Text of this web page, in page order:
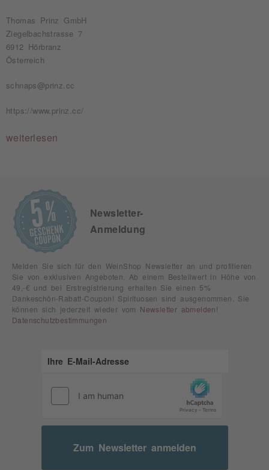
Thomas Prinz GmbH
Ziegelbachstrasse 7
6912 Hörbranz
Österreich
schnaps@prinz.cc
https://www.prinz.cc/
weiterlesen
Newsletter-
Anmeldung
Melden Sie sich für den WeinShop Newsletter an und profitieren
Sie von exklusiven Angeboten. Ab einem Bestellwert in Höhe von
49,-€ und bei Erstregistrierung erhalten Sie einen 5%
Dankeschön-Rabatt-Coupon! Spirituosen sind ausgenommen. Sie
können sich jederzeit wieder vom Newsletter abmelden !
Datenschutzbestimmungen
Zum Newsletter anmelden